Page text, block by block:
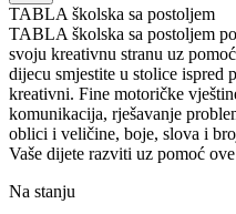
TABLA školska sa postoljem
TABLA školska sa postoljem
svoju kreativnu stranu uz
dijecu smjestite u stolice ispred
kreativni. Fine motoričke
komunikacija, rješavanje
oblici i veličine, boje, slova i
Vaše dijete razviti uz pomoć
Na stanju